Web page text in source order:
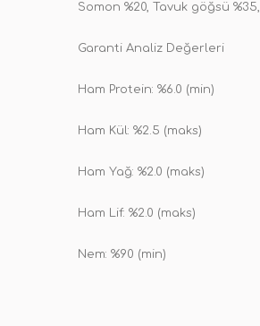
Somon %20, Tavuk göğsü
Garanti Analiz Değerleri
Ham Protein: %6.0 (min)
Ham Kül: %2.5 (maks)
Ham Yağ: %2.0 (maks)
Ham Lif: %2.0 (maks)
Nem: %90 (min)